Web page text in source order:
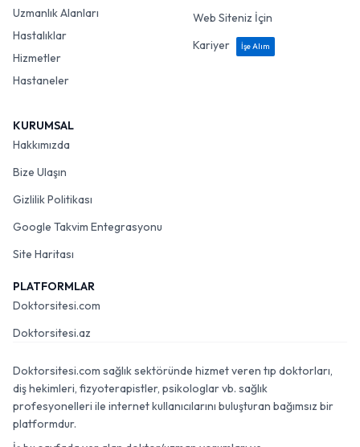
Uzmanlık Alanları
Hastalıklar
Hizmetler
Hastaneler
Web Siteniz İçin
Kariyer
İşe Alım
KURUMSAL
Hakkımızda
Bize Ulaşın
Gizlilik Politikası
Google Takvim Entegrasyonu
Site Haritası
PLATFORMLAR
Doktorsitesi.com
Doktorsitesi.az
Doktorsitesi.com sağlık sektöründe hizmet veren tıp doktorları,
diş hekimleri, fizyoterapistler, psikologlar vb. sağlık
profesyonelleri ile internet kullanıcılarını buluşturan bağımsız bir
platformdur.